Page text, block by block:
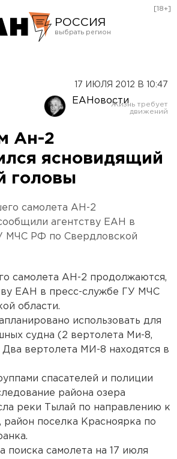
РОССИЯ
Оренбург
[18+]
17 ИЮЛЯ 2012 В 10:47
ЕАНовости
Ан-2
ясновидящий
головы
самолета АН-2
агентству ЕАН в
МЧС РФ по Свердловской
самолета АН-2 продолжаются,
ЕАН в пресс-службе ГУ МЧС
области.
использовать для
судна (2 вертолета Ми-8,
вертолета МИ-8 находятся в
спасателей и полиции
района озера
реки Тылай по направлению к
район поселка Красноярка по
поиска самолета на 17 июля